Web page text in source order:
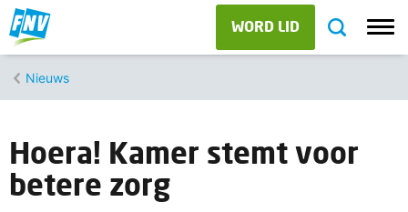
WORD LID
Nieuws
Hoera! Kamer stemt voor
betere zorg